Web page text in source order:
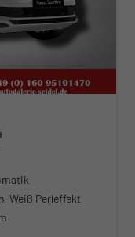
Weiß Perleffekt